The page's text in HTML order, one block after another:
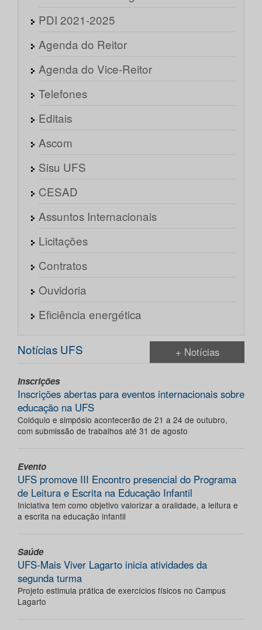
PDI 2021-2025
Agenda do Reitor
Agenda do Vice-Reitor
Telefones
Editais
Ascom
Sisu UFS
CESAD
Assuntos Internacionais
Licitações
Contratos
Ouvidoria
Eficiência energética
Notícias UFS + Notícias
Inscrições
Inscrições abertas para eventos internacionais sobre
educação na UFS
Colóquio e simpósio acontecerão de 21 a 24 de outubro,
com submissão de trabalhos até 31 de agosto
Evento
UFS promove III Encontro presencial do Programa
de Leitura e Escrita na Educação Infantil
Iniciativa tem como objetivo valorizar a oralidade, a leitura e
a escrita na educação infantil
Saúde
UFS-Mais Viver Lagarto inicia atividades da
segunda turma
Projeto estimula prática de exercícios físicos no Campus
Lagarto